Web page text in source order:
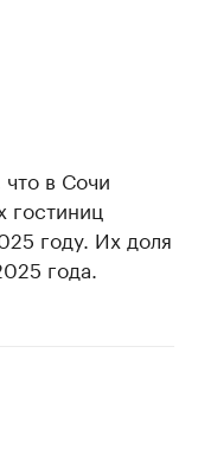
в Сочи
гостиниц
году. Их доля
года.